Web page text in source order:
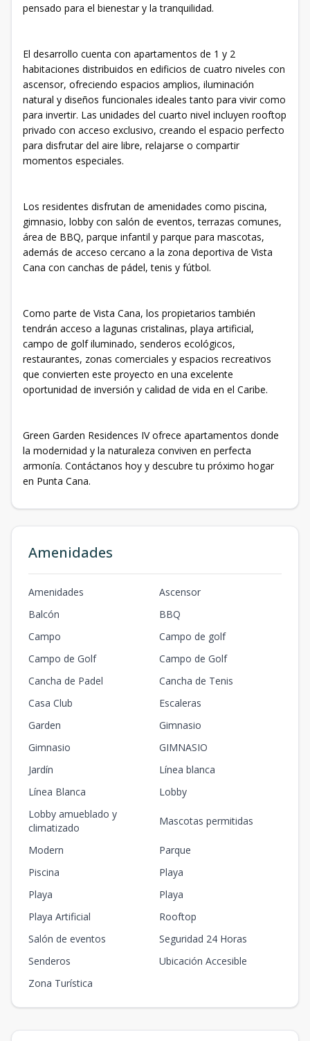
pensado para el bienestar y la tranquilidad.
El desarrollo cuenta con apartamentos de 1 y 2
habitaciones distribuidos en edificios de cuatro niveles con
ascensor, ofreciendo espacios amplios, iluminación
natural y diseños funcionales ideales tanto para vivir como
para invertir. Las unidades del cuarto nivel incluyen rooftop
privado con acceso exclusivo, creando el espacio perfecto
para disfrutar del aire libre, relajarse o compartir
momentos especiales.
Los residentes disfrutan de amenidades como piscina,
gimnasio, lobby con salón de eventos, terrazas comunes,
área de BBQ, parque infantil y parque para mascotas,
además de acceso cercano a la zona deportiva de Vista
Cana con canchas de pádel, tenis y fútbol.
Como parte de Vista Cana, los propietarios también
tendrán acceso a lagunas cristalinas, playa artificial,
campo de golf iluminado, senderos ecológicos,
restaurantes, zonas comerciales y espacios recreativos
que convierten este proyecto en una excelente
oportunidad de inversión y calidad de vida en el Caribe.
Green Garden Residences IV ofrece apartamentos donde
la modernidad y la naturaleza conviven en perfecta
armonía. Contáctanos hoy y descubre tu próximo hogar
en Punta Cana.
Amenidades
Amenidades
Ascensor
Balcón
BBQ
Campo
Campo de golf
Campo de Golf
Campo de Golf
Cancha de Padel
Cancha de Tenis
Casa Club
Escaleras
Garden
Gimnasio
Gimnasio
GIMNASIO
Jardín
Línea blanca
Línea Blanca
Lobby
Lobby amueblado y
climatizado
Mascotas permitidas
Modern
Parque
Piscina
Playa
Playa
Playa
Playa Artificial
Rooftop
Salón de eventos
Seguridad 24 Horas
Senderos
Ubicación Accesible
Zona Turística